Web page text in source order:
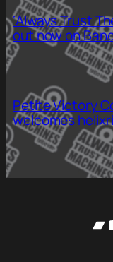
‘Always Trust
out now on
Petite Victory
welcomes